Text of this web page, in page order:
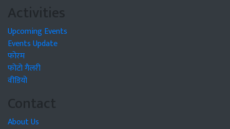
Activities
Upcoming Events
Events Update
फोरम
फोटो गैलरी
वीडियो
Contact
About Us